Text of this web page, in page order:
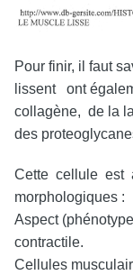
Pour finir, il faut
lissent ont
collagène, de la
des
Cette cellule est
morphologiques :
Aspect
contractile.
Cellules